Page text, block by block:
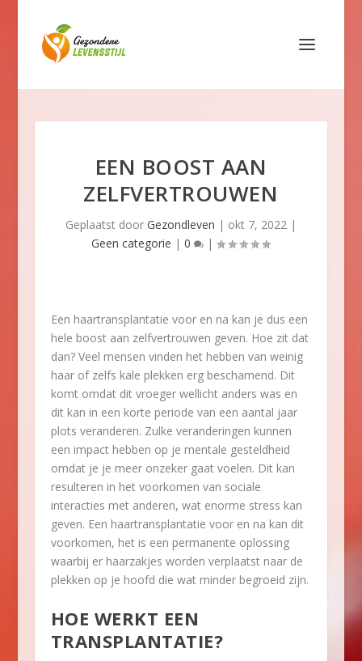
EEN BOOST AAN
ZELFVERTROUWEN
Geplaatst door Gezondleven | okt 7, 2022|
Geen categorie |0 |
Een haartransplantatie voor en na kan je dus een
hele boost aan zelfvertrouwen geven. Hoe zit dat
dan? Veel mensen vinden het hebben van weinig
haar of zelfs kale plekken erg beschamend. Dit
komt omdat dit vroeger wellicht anders was en
dit kan in een korte periode van een aantal jaar
plots veranderen. Zulke veranderingen kunnen
een impact hebben op je mentale gesteldheid
omdat je je meer onzeker gaat voelen. Dit kan
resulteren in het voorkomen van sociale
interacties met anderen, wat enorme stress kan
geven. Een haartransplantatie voor en na kan dit
voorkomen, het is een permanente oplossing
waarbij er haarzakjes worden verplaatst naar de
plekken op je hoofd die wat minder begroeid zijn.
HOE WERKT EEN
TRANSPLANTATIE?